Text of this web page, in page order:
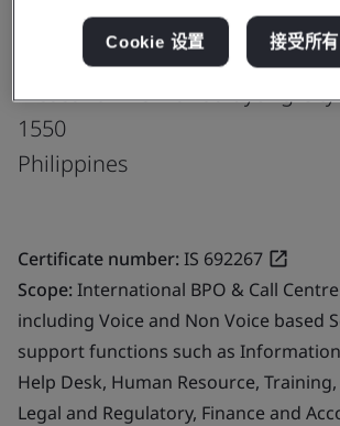
500 Shaw Zentrum
Building Perspective Shaw
Pleasant Hills Mandaluyong City
1550
Philippines
Certificate number:IS 692267
Scope:International BPO & Call
including Voice and Non Voice based
support functions such as
Help Desk, Human Resource,
Legal and Regulatory, Finance and
Cookie 设置 接受所